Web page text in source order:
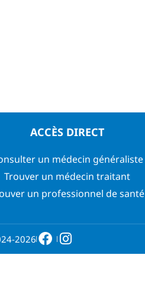
ACCÈS DIRECT
un médecin généraliste
Trouver un médecin traitant
un professionnel de santé
2026